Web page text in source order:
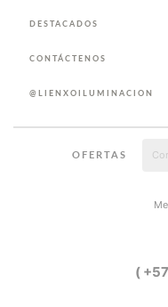
DESTACADOS
CONTÁCTENOS
@LIENXOILUMINACION
OFERTAS
(